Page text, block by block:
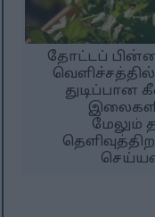
தோட்டப்
துடிப்பான
மேலும்